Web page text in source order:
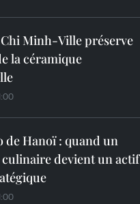
Minh-Ville préserve
la céramique
de Hanoï : quand un
devient un actif